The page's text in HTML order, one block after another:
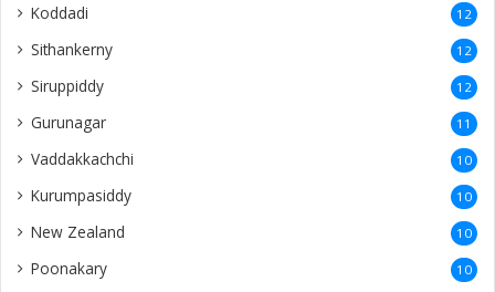
Koddadi 12
Sithankerny 12
Siruppiddy 12
Gurunagar 11
Vaddakkachchi 10
Kurumpasiddy 10
New Zealand 10
Poonakary 10